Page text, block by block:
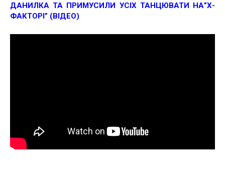
ДАНИЛКА ТА ПРИМУСИЛИ УСІХ ТАНЦЮВАТИ НА”Х-
ФАКТОРІ” (ВІДЕО)